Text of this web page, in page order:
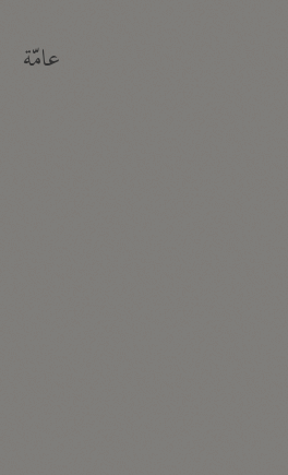
عامّة